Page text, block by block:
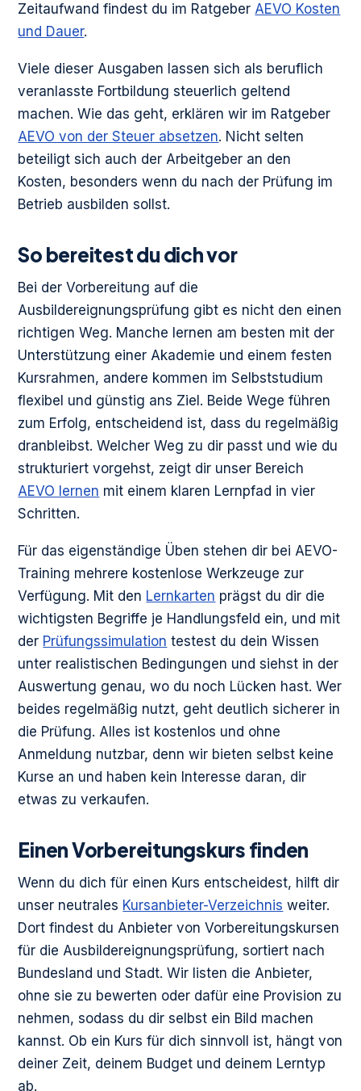
Zeitaufwand findest du im Ratgeber AEVO Kosten
und Dauer.
Viele dieser Ausgaben lassen sich als beruflich
veranlasste Fortbildung steuerlich geltend
machen. Wie das geht, erklären wir im Ratgeber
AEVO von der Steuer absetzen. Nicht selten
beteiligt sich auch der Arbeitgeber an den
Kosten, besonders wenn du nach der Prüfung im
Betrieb ausbilden sollst.
So bereitest du dich vor
Bei der Vorbereitung auf die
Ausbildereignungsprüfung gibt es nicht den einen
richtigen Weg. Manche lernen am besten mit der
Unterstützung einer Akademie und einem festen
Kursrahmen, andere kommen im Selbststudium
flexibel und günstig ans Ziel. Beide Wege führen
zum Erfolg, entscheidend ist, dass du regelmäßig
dranbleibst. Welcher Weg zu dir passt und wie du
strukturiert vorgehst, zeigt dir unser Bereich
AEVO lernen mit einem klaren Lernpfad in vier
Schritten.
Für das eigenständige Üben stehen dir bei AEVO-
Training mehrere kostenlose Werkzeuge zur
Verfügung. Mit den Lernkarten prägst du dir die
wichtigsten Begriffe je Handlungsfeld ein, und mit
der Prüfungssimulation testest du dein Wissen
unter realistischen Bedingungen und siehst in der
Auswertung genau, wo du noch Lücken hast. Wer
beides regelmäßig nutzt, geht deutlich sicherer in
die Prüfung. Alles ist kostenlos und ohne
Anmeldung nutzbar, denn wir bieten selbst keine
Kurse an und haben kein Interesse daran, dir
etwas zu verkaufen.
Einen Vorbereitungskurs finden
Wenn du dich für einen Kurs entscheidest, hilft dir
unser neutrales Kursanbieter-Verzeichnis weiter.
Dort findest du Anbieter von Vorbereitungskursen
für die Ausbildereignungsprüfung, sortiert nach
Bundesland und Stadt. Wir listen die Anbieter,
ohne sie zu bewerten oder dafür eine Provision zu
nehmen, sodass du dir selbst ein Bild machen
kannst. Ob ein Kurs für dich sinnvoll ist, hängt von
deiner Zeit, deinem Budget und deinem Lerntyp
ab.